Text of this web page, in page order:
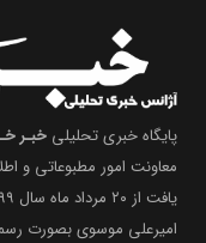
پایگاه خبری تحلیلی خبـر
معاونت امور مطبوعاتی و
امیرعلی موسوی بصورت